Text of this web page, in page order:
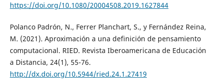
https://doi.org/10.1080/20004508.2019.1627844
Polanco Padrón, N., Ferrer Planchart, S., y Fernández Reina,
M. (2021). Aproximación a una definición de pensamiento
computacional. RIED. Revista Iberoamericana de Educación
a Distancia, 24(1), 55-76.
http://dx.doi.org/10.5944/ried.24.1.27419